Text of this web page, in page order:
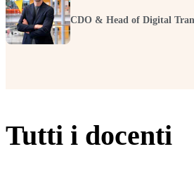
CDO & Head of Digital
Tutti i docenti